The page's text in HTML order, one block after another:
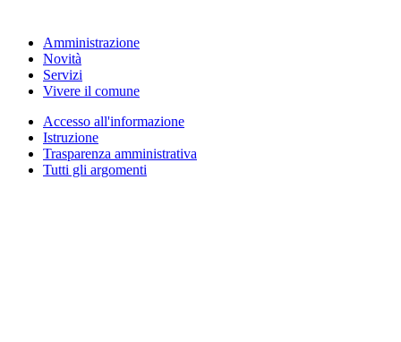
Amministrazione
Novità
Servizi
Vivere il comune
Accesso all'informazione
Istruzione
Trasparenza amministrativa
Tutti gli argomenti